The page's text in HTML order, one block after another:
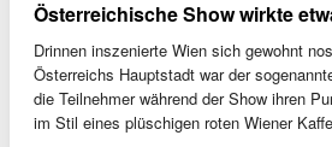
Österreichische Show wirkte
Drinnen inszenierte Wien sich gewohnt
Österreichs Hauptstadt war der
die Teilnehmer während der Show ihren
im Stil eines plüschigen roten Wiener